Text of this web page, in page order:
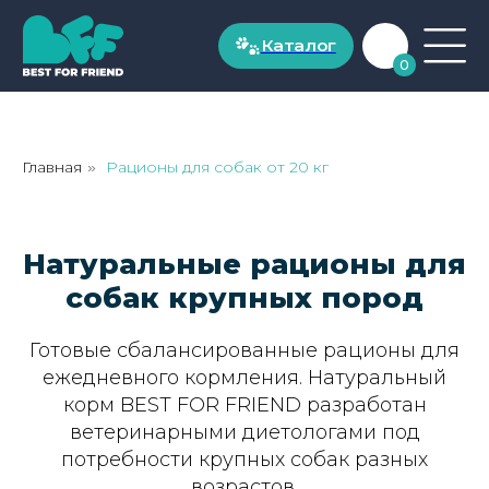
0
Каталог
ДЛЯ КОШЕК
Каталог
Натуральные лакомства
Рационы для кошек от 1 года
Рационы для котят до 1 года
Главная » Рационы для собак от 20 кг
Натуральные рационы для
собак крупных пород
Готовые сбалансированные рационы для
ежедневного кормления. Натуральный
корм BEST FOR FRIEND разработан
ветеринарными диетологами под
потребности крупных собак разных